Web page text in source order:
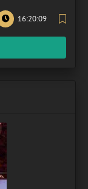
смену
16:20:09